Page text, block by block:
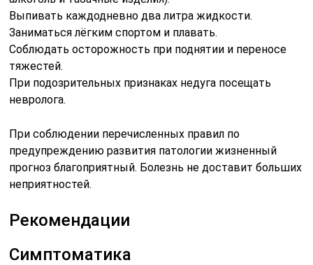
Выпивать каждодневно два литра жидкости.
Заниматься лёгким спортом и плавать.
Соблюдать осторожность при поднятии и переносе
тяжестей.
При подозрительных признаках недуга посещать
невролога.
При соблюдении перечисленных правил по
предупреждению развития патологии жизненный
прогноз благоприятный. Болезнь не доставит больших
неприятностей.
Рекомендации
Симптоматика